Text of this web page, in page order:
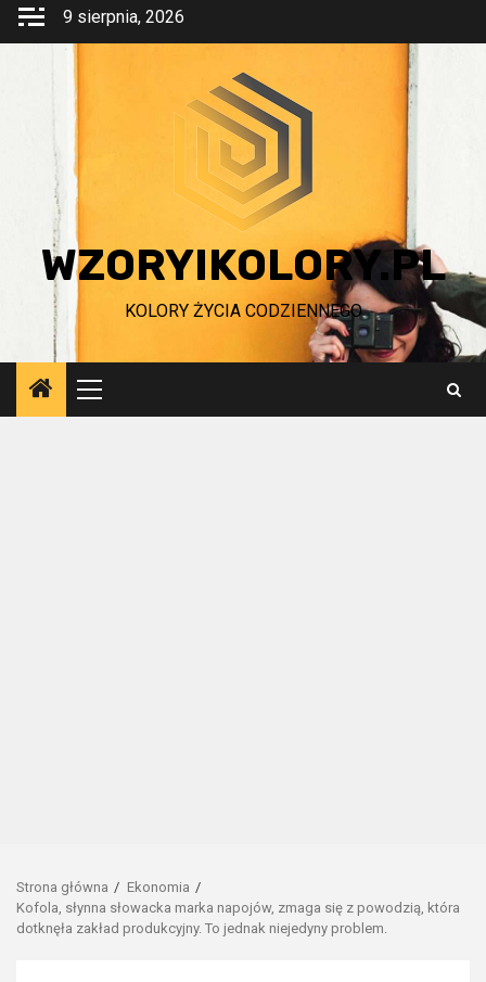
Przejdź
9 sierpnia, 2026
WZORYIKOLORY.PL
KOLORY ŻYCIA CODZIENNEGO
Menu
główne
Strona główna
Ekonomia
Kofola, słynna słowacka marka napojów, zmaga się z powodzią, która
dotknęła zakład produkcyjny. To jednak niejedyny problem.